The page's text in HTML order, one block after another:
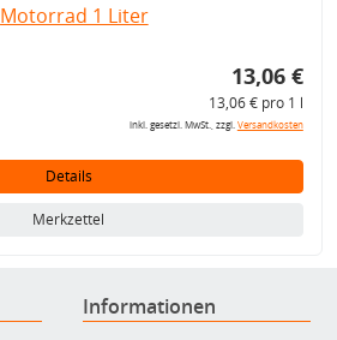
Motorrad 1 Liter
13,06 €
13,06 € pro 1 l
inkl. gesetzl. MwSt., zzgl.Versandkosten
Details
Merkzettel
Informationen